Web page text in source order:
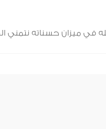
في ميزان حسناته نتمني